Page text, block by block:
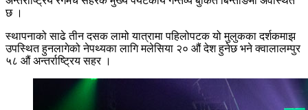
छ ।
स्थापनाको साढे तीन दसक लामो यात्रामा पहिलोपटक यो मुलुकका दर्शकमाझ
उपस्थित हुनलागेको नेपथ्यका लागि मलेसिया २० औं देश हुनेछ भने क्वालालम्पुर
५८ औं अन्तर्राष्ट्रिय सहर ।